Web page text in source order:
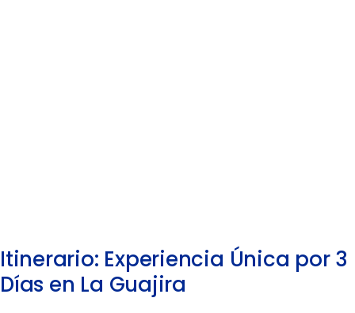
Itinerario: Experiencia Única por 3
Días en La Guajira